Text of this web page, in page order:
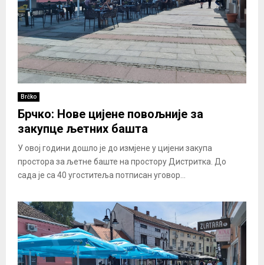
Brčko
Брчко: Нове цијене повољније за
закупце љетних башта
У овој години дошло је до измјене у цијени закупа
простора за љетне баште на простору Дистритка. До
сада је са 40 угоститеља потписан уговор...